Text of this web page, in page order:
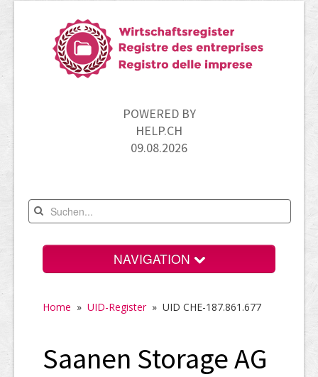
POWERED BY
HELP.CH
09.08.2026
NAVIGATION
Neugründungen
Home » UID-Register» UID CHE-187.861.677
Saanen Storage AG